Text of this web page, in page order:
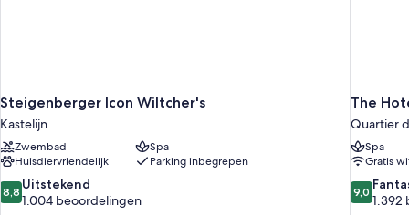
Steigenberger Icon Wiltcher's
Kastelijn
Zwembad
Spa
Huisdiervriendelijk
Parking inbegrepen
8.8
van
8,8 Uitstekend
1.004 beoordelingen
The
Quartier
Spa
Gratis
9.0
van
9,0
1.392